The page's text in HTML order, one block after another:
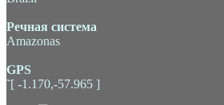
Речная система
Amazonas
GPS
˜[ -1.170,-57.965 ]